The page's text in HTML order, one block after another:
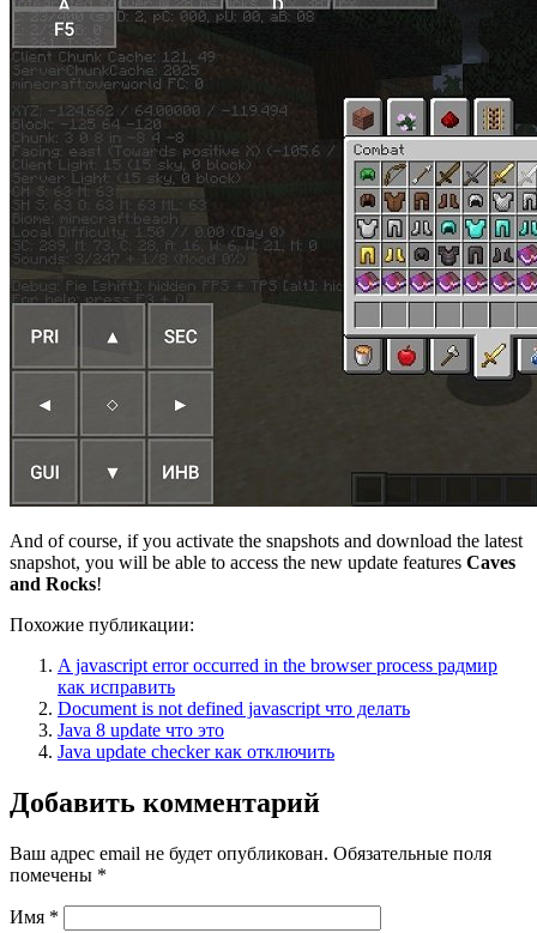
And of course, if you activate the snapshots and download the latest
snapshot, you will be able to access the new update features Caves
and Rocks!
Похожие публикации:
A javascript error occurred in the browser process радмир
как исправить
Document is not defined javascript что делать
Java 8 update что это
Java update checker как отключить
Добавить комментарий
Ваш адрес email не будет опубликован. Обязательные поля
помечены *
Имя *